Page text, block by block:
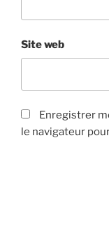
Site web
Enregistrer
le navigateur